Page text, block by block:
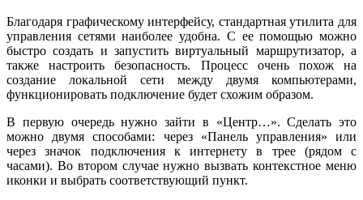
Благодаря графическому интерфейсу, стандартная утилита для
управления сетями наиболее удобна. С ее помощью можно
быстро создать и запустить виртуальный маршрутизатор, а
также настроить безопасность. Процесс очень похож на
создание локальной сети между двумя компьютерами,
функционировать подключение будет схожим образом.
В первую очередь нужно зайти в «Центр…». Сделать это
можно двумя способами: через «Панель управления» или
через значок подключения к интернету в трее (рядом с
часами). Во втором случае нужно вызвать контекстное меню
иконки и выбрать соответствующий пункт.